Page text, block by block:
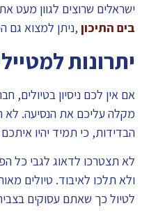
ישראלים שרוצים לגוון מעט
בים התיכון ,ניתן למצוא גם
יתרונות
אם אין לכם ניסיון בטיולים,
מקלה עליכם את הנסיעה. לא
הבדידות, כי תמיד יהיו
לא תצטרכו לדאוג לגבי כל
ולא תלכו לאיבוד. טיולים
לטיול כך שאתם עסוקים